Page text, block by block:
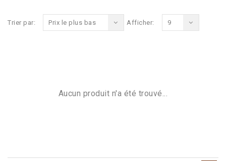
Trier par: Prix le plus bas Afficher: 9
Aucun produit n'a été trouvé...